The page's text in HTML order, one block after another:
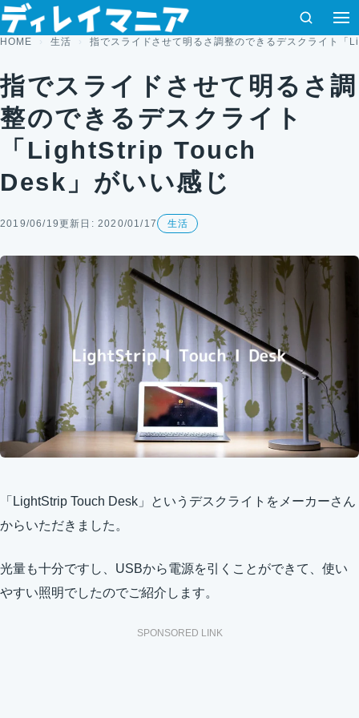
コンテンツへスキップ
検索
HOME 生活 指でスライドさせて明るさ調整のできるデスクライト
指でスライドさせて明るさ調
整のできるデスクライト
「LightStrip Touch
Desk」がいい感じ
2019/06/19更新日: 2020/01/17 生活
「LightStrip Touch Desk」というデスクライトをメーカーさん
からいただきました。
光量も十分ですし、USBから電源を引くことができて、使い
やすい照明でしたのでご紹介します。
SPONSORED LINK